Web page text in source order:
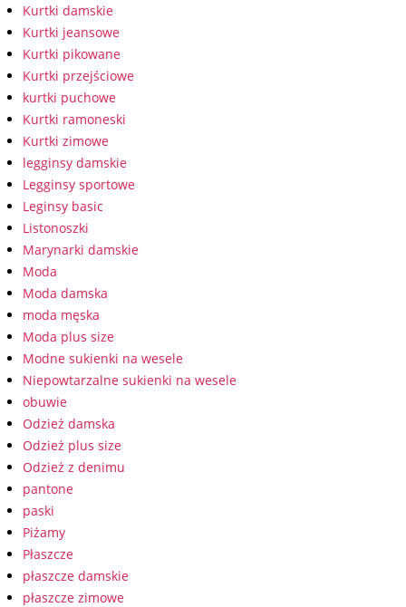
Kurtki damskie
Kurtki jeansowe
Kurtki pikowane
Kurtki przejściowe
kurtki puchowe
Kurtki ramoneski
Kurtki zimowe
legginsy damskie
Legginsy sportowe
Leginsy basic
Listonoszki
Marynarki damskie
Moda
Moda damska
moda męska
Moda plus size
Modne sukienki na wesele
Niepowtarzalne sukienki na wesele
obuwie
Odzież damska
Odzież plus size
Odzież z denimu
pantone
paski
Piżamy
Płaszcze
płaszcze damskie
płaszcze zimowe